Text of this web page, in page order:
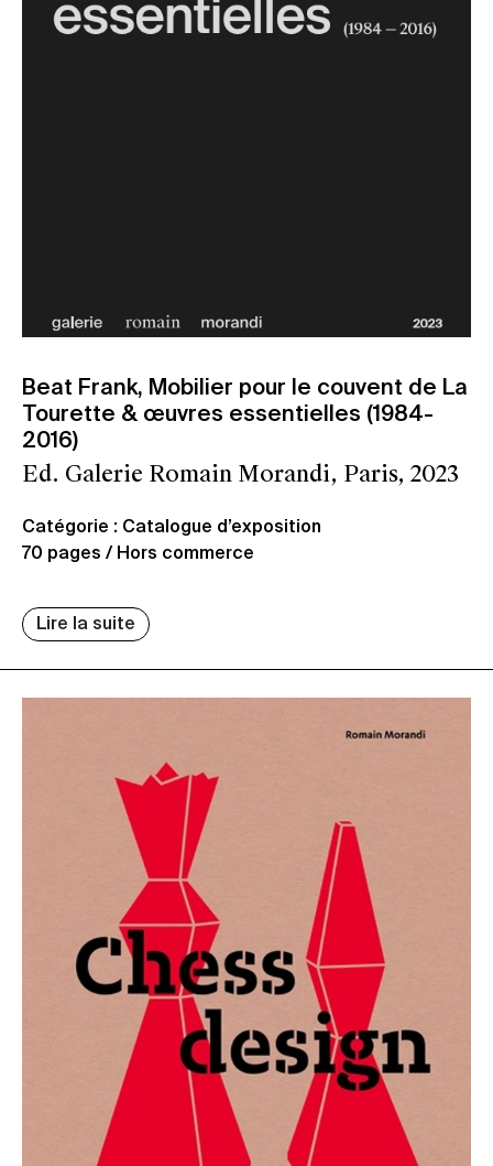
Beat Frank, Mobilier pour le couvent de La
Tourette & œuvres essentielles (1984-
2016)
Ed. Galerie Romain Morandi, Paris, 2023
Catégorie : Catalogue d’exposition
70 pages / Hors commerce
Lire la suite